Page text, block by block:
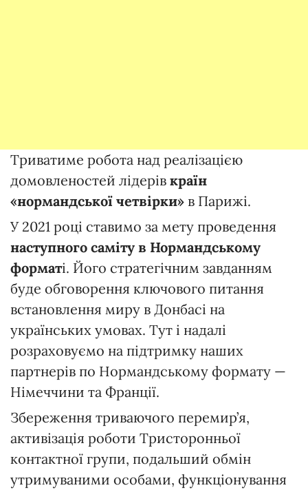
Триватиме робота над реалізацією
домовленостей лідерів країн
«нормандської четвірки» в Парижі.
У 2021 році ставимо за мету проведення
наступного саміту в Нормандському
форматі. Його стратегічним завданням
буде обговорення ключового питання
встановлення миру в Донбасі на
українських умовах. Тут і надалі
розраховуємо на підтримку наших
партнерів по Нормандському формату —
Німеччини та Франції.
Збереження триваючого перемир’я,
активізація роботи Тристоронньої
контактної групи, подальший обмін
утримуваними особами, функціонування